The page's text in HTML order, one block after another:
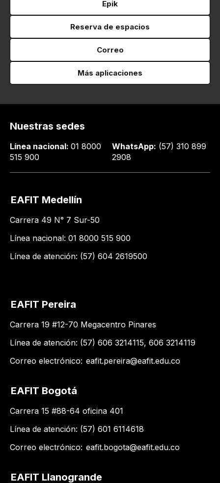
Epik
Reserva de espacios
Correo
Más aplicaciones
Nuestras sedes
Línea nacional: 01 8000
515 900
WhatsApp: (57) 310 899
2908
EAFIT Medellín
Carrera 49 N° 7 Sur-50
Línea nacional: 01 8000 515 900
Línea de atención: (57) 604 2619500
EAFIT Pereira
Carrera 19 #12-70 Megacentro Pinares
Línea de atención: (57) 606 3214115, 606 3214119
Correo electrónico: eafit.pereira@eafit.edu.co
EAFIT Bogotá
Carrera 15 #88-64 oficina 401
Línea de atención: (57) 601 6114618
Correo electrónico: eafit.bogota@eafit.edu.co
EAFIT Llanogrande